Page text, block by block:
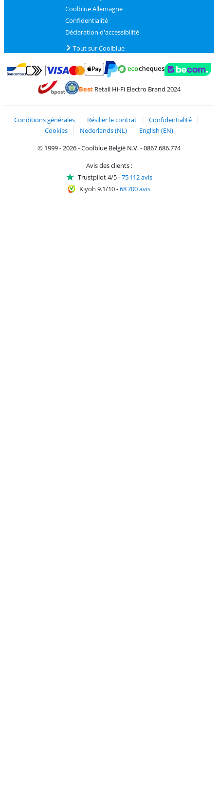
Coolblue Allemagne
Confidentialité
Déclaration d'accessibilité
Tout sur Coolblue
Payer avec Bancontact
Payer avec MasterCard et Visa via ClickToPay
BestRetail Hi-Fi Electro Brand 2024
Conditions générales Résilier le contrat
Confidentialité
Cookies
Nederlands (NL)
English (EN)
© 1999 - 2026 - Coolblue België N.V. - 0867.686.774
Avis des clients :
Trustpilot 4/5-75 112 avis
Kiyoh 9.1/10-68 700 avis